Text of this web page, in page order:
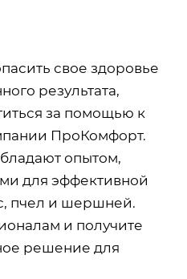
свое здоровье
результата,
за помощью к
ПроКомфорт.
опытом,
для эффективной
пчел и шершней.
и получите
решение для